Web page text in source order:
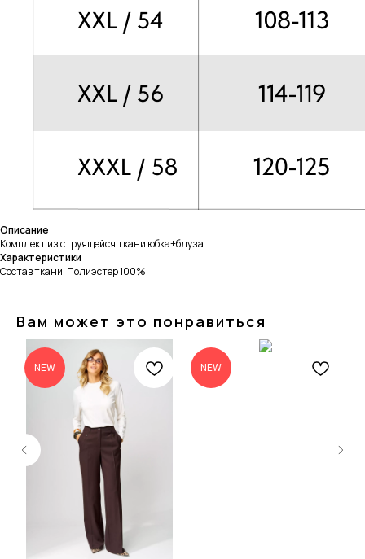
Описание
Комплект из струящейся ткани юбка+блуза
Характеристики
Состав ткани: Полиэстер 100%
Вам может это понравиться
NEW NEW